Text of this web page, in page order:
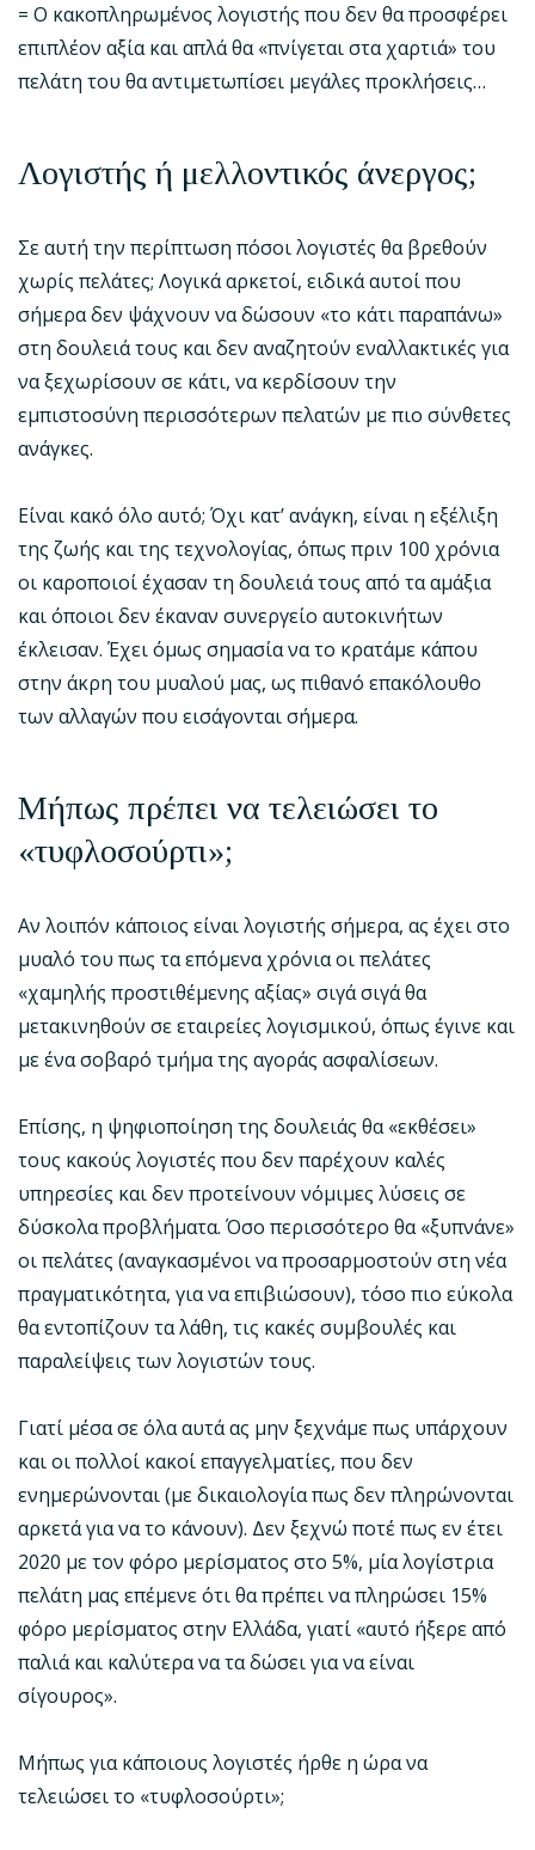
= Ο κακοπληρωμένος λογιστής που δεν θα προσφέρει
επιπλέον αξία και απλά θα «πνίγεται στα χαρτιά» του
πελάτη του θα αντιμετωπίσει μεγάλες προκλήσεις…
Λογιστής ή μελλοντικός άνεργος;
Σε αυτή την περίπτωση πόσοι λογιστές θα βρεθούν
χωρίς πελάτες; Λογικά αρκετοί, ειδικά αυτοί που
σήμερα δεν ψάχνουν να δώσουν «το κάτι παραπάνω»
στη δουλειά τους και δεν αναζητούν εναλλακτικές για
να ξεχωρίσουν σε κάτι, να κερδίσουν την
εμπιστοσύνη περισσότερων πελατών με πιο σύνθετες
ανάγκες.
Είναι κακό όλο αυτό; Όχι κατ’ ανάγκη, είναι η εξέλιξη
της ζωής και της τεχνολογίας, όπως πριν 100 χρόνια
οι καροποιοί έχασαν τη δουλειά τους από τα αμάξια
και όποιοι δεν έκαναν συνεργείο αυτοκινήτων
έκλεισαν. Έχει όμως σημασία να το κρατάμε κάπου
στην άκρη του μυαλού μας, ως πιθανό επακόλουθο
των αλλαγών που εισάγονται σήμερα.
Μήπως πρέπει να τελειώσει το
«τυφλοσούρτι»;
Αν λοιπόν κάποιος είναι λογιστής σήμερα, ας έχει στο
μυαλό του πως τα επόμενα χρόνια οι πελάτες
«χαμηλής προστιθέμενης αξίας» σιγά σιγά θα
μετακινηθούν σε εταιρείες λογισμικού, όπως έγινε και
με ένα σοβαρό τμήμα της αγοράς ασφαλίσεων.
Επίσης, η ψηφιοποίηση της δουλειάς θα «εκθέσει»
τους κακούς λογιστές που δεν παρέχουν καλές
υπηρεσίες και δεν προτείνουν νόμιμες λύσεις σε
δύσκολα προβλήματα. Όσο περισσότερο θα «ξυπνάνε»
οι πελάτες (αναγκασμένοι να προσαρμοστούν στη νέα
πραγματικότητα, για να επιβιώσουν), τόσο πιο εύκολα
θα εντοπίζουν τα λάθη, τις κακές συμβουλές και
παραλείψεις των λογιστών τους.
Γιατί μέσα σε όλα αυτά ας μην ξεχνάμε πως υπάρχουν
και οι πολλοί κακοί επαγγελματίες, που δεν
ενημερώνονται (με δικαιολογία πως δεν πληρώνονται
αρκετά για να το κάνουν). Δεν ξεχνώ ποτέ πως εν έτει
2020 με τον φόρο μερίσματος στο 5%, μία λογίστρια
πελάτη μας επέμενε ότι θα πρέπει να πληρώσει 15%
φόρο μερίσματος στην Ελλάδα, γιατί «αυτό ήξερε από
παλιά και καλύτερα να τα δώσει για να είναι
σίγουρος».
Μήπως για κάποιους λογιστές ήρθε η ώρα να
τελειώσει το «τυφλοσούρτι»;